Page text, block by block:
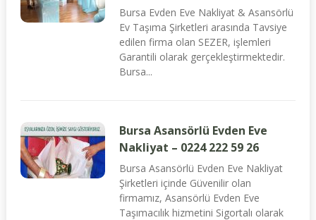
Bursa Evden Eve Nakliyat & Asansörlü
Ev Taşıma Şirketleri arasında Tavsiye
edilen firma olan SEZER, işlemleri
Garantili olarak gerçekleştirmektedir.
Bursa...
Bursa Asansörlü Evden Eve
Nakliyat – 0224 222 59 26
Bursa Asansörlü Evden Eve Nakliyat
Şirketleri içinde Güvenilir olan
firmamız, Asansörlü Evden Eve
Taşımacılık hizmetini Sigortalı olarak